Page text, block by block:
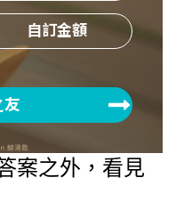
案之外，看見